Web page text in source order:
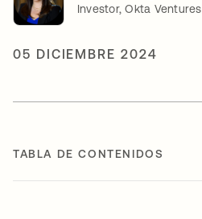
Investor, Okta Ventures
05 DICIEMBRE 2024
TABLA DE CONTENIDOS